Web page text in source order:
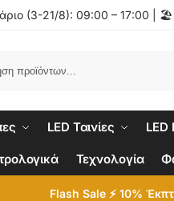
(3-21/8): 09:00 – 17:00 | 🏖️
LED Ταινίες LED
Τεχνολογία
Flash Sale ⚡ 10%